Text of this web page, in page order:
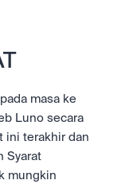
masa ke
Luno secara
ini terakhir dan
Syarat
mungkin